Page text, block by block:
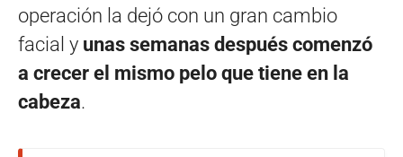
operación la dejó con un gran cambio
facial y unas semanas después comenzó
a crecer el mismo pelo que tiene en la
cabeza.